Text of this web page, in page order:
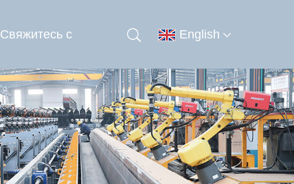
Свяжитесь с English